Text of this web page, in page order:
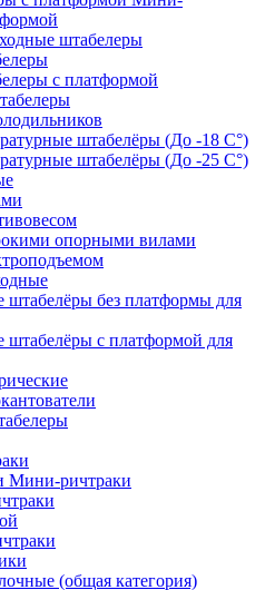
штабелеры
с платформой
штабелёры (До -18 C°)
штабелёры (До -25 C°)
опорными вилами
штабелёры без платформы для
штабелёры с платформой для
Мини-ричтраки